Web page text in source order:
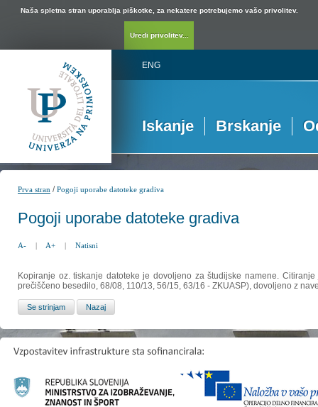
Naša spletna stran uporablja piškotke, za nekatere potrebujemo vašo privolitev.
Uredi privolitev...
ENG
Iskanje Brskanje
Prva stran /Pogoji uporabe datoteke gradiva
Pogoji uporabe datoteke gradiva
A- | A+ | Natisni
Kopiranje oz. tiskanje datoteke je dovoljeno za študijske namene.
prečiščeno besedilo, 68/08, 110/13, 56/15, 63/16 - ZKUASP), dovoljeno z